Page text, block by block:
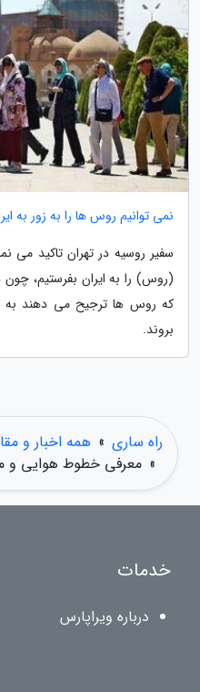
نمی توانیم روس ها را به زور به
سفیر روسیه در تهران تاکید می
(روس) را به ایران بفرستیم،
که روس ها ترجیح می دهند به
بروند.
راه ساری » همه اخبار و
» معرفی خطوط هوایی و
خدمات
درباره ویراپارس